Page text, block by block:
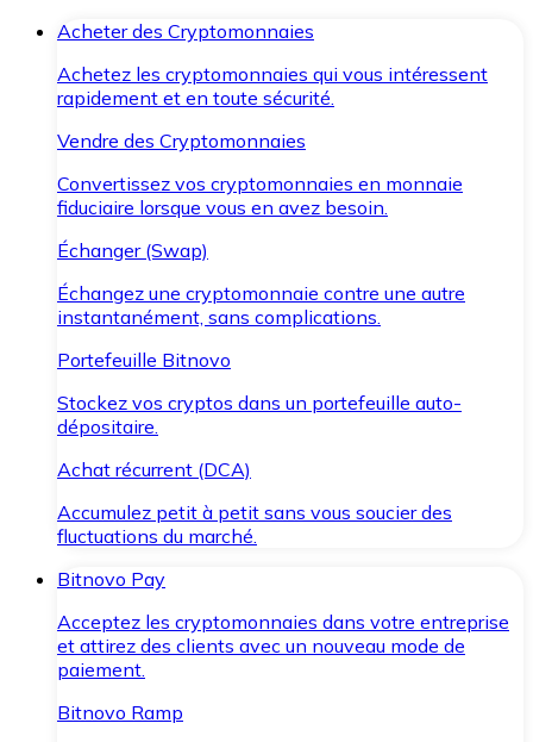
Acheter des Cryptomonnaies
Achetez les cryptomonnaies qui vous intéressent
rapidement et en toute sécurité.
Vendre des Cryptomonnaies
Convertissez vos cryptomonnaies en monnaie
fiduciaire lorsque vous en avez besoin.
Échanger (Swap)
Échangez une cryptomonnaie contre une autre
instantanément, sans complications.
Portefeuille Bitnovo
Stockez vos cryptos dans un portefeuille auto-
dépositaire.
Achat récurrent (DCA)
Accumulez petit à petit sans vous soucier des
fluctuations du marché.
Bitnovo Pay
Acceptez les cryptomonnaies dans votre entreprise
et attirez des clients avec un nouveau mode de
paiement.
Bitnovo Ramp